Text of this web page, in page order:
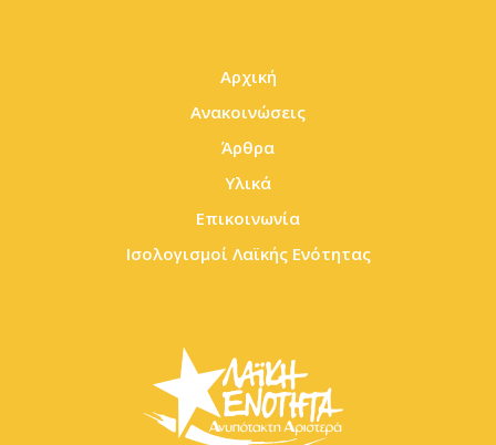
Αρχική
Ανακοινώσεις
Άρθρα
Υλικά
Επικοινωνία
Ισολογισμοί Λαϊκής Ενότητας